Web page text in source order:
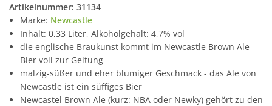
Artikelnummer: 31134
Marke: Newcastle
Inhalt: 0,33 Liter, Alkoholgehalt: 4,7% vol
die englische Braukunst kommt im Newcastle Brown Ale
Bier voll zur Geltung
malzig-süßer und eher blumiger Geschmack - das Ale von
Newcastle ist ein süffiges Bier
Newcastel Brown Ale (kurz: NBA oder Newky) gehört zu den